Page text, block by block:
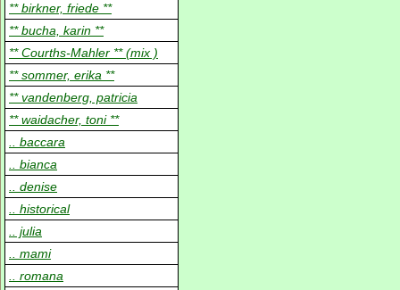
** birkner, friede **
** bucha, karin **
** Courths-Mahler ** (mix )
** sommer, erika **
** vandenberg, patricia
** waidacher, toni **
.. baccara
.. bianca
.. denise
.. historical
.. julia
.. mami
.. romana